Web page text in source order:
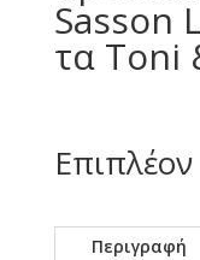
Sasson
τα Toni
Περιγραφή